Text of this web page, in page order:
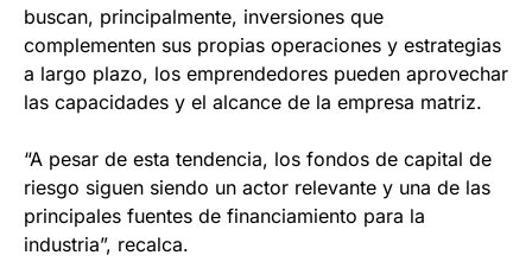
buscan, principalmente, inversiones que
complementen sus propias operaciones y estrategias
a largo plazo, los emprendedores pueden aprovechar
las capacidades y el alcance de la empresa matriz.
“A pesar de esta tendencia, los fondos de capital de
riesgo siguen siendo un actor relevante y una de las
principales fuentes de financiamiento para la
industria”, recalca.